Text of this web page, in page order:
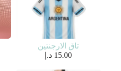
تاق الارجنتين
15.00 د.إ